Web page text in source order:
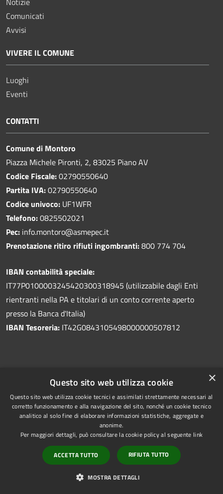
Comunicati
Avvisi
VIVERE IL COMUNE
Luoghi
Eventi
CONTATTI
Comune di Montoro
Piazza Michele Pironti, 2, 83025 Piano AV
Codice Fiscale:02790550640
Partita IVA:02790550640
Codice univoco: UF1WFR
Telefono:0825502021
Pec: info.montoro@asmepec.it
Prenotazione ritiro rifiuti ingombranti:800 774 704
IBAN contabilità speciale:
IT77P0100003245420300318945 (utilizzabile dagli Enti
rientranti nella PA e titolari di un conto corrente aperto
presso la Banca d'Italia)
IBAN Tesoreria: IT42G0843105498000000507812
Prenotazione appuntamento
Segnalazione disservizio
Leggi le FAQ
Amministrazione trasparente
×
Questo sito web utilizza cookie
Questo sito web utilizza cookie tecnici e assimilati strettamente necessari al
corretto funzionamento e alla navigazione del sito, nonché un cookie tecnico
analitico al solo fine di elaborare informazioni statistiche, aggregate e
anonime.
Per maggiori dettagli, può consultare la cookie policy al seguente link
ACCETTA TUTTO RIFIUTA TUTTO
MOSTRA DETTAGLI